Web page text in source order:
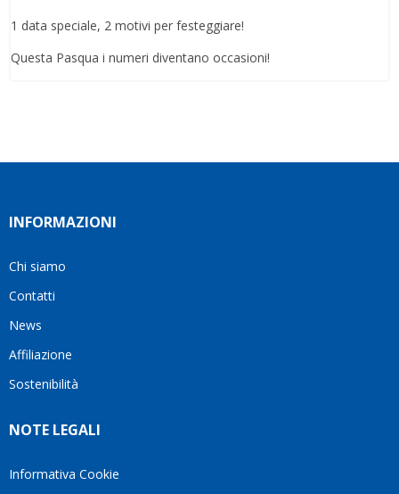
1 data speciale, 2 motivi per festeggiare!
Questa Pasqua i numeri diventano occasioni!
INFORMAZIONI
Chi siamo
Contatti
News
Affiliazione
Sostenibilità
NOTE LEGALI
Informativa Cookie